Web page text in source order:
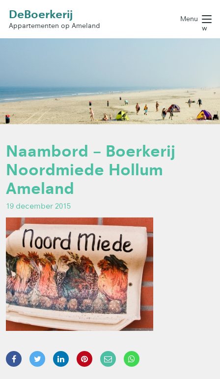
DeBoerkerij
Appartementen op Ameland
Menu
w
Naambord – Boerkerij
Noordmiede Hollum
Ameland
19 december 2015